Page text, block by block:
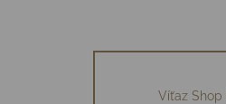
Víťaz Shop